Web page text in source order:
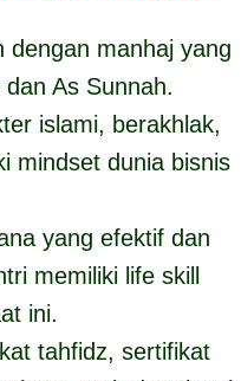
dengan manhaj yang
As Sunnah.
islami, berakhlak,
mindset dunia bisnis
yang efektif dan
memiliki life skill
ini.
tahfidz, sertifikat